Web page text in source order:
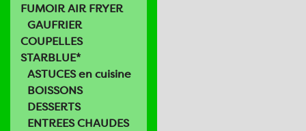
FUMOIR AIR FRYER
GAUFRIER
COUPELLES
STARBLUE*
ASTUCES en cuisine
BOISSONS
DESSERTS
ENTREES CHAUDES